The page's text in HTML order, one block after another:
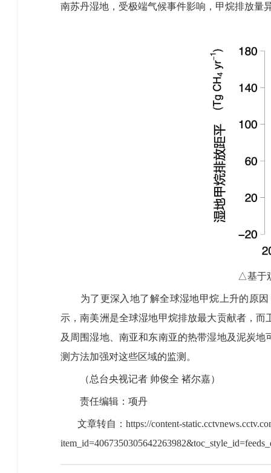
南苏丹湿地，受极端气候事件影响，甲烷排放量
△基于
为了更深入地了解全球湿地甲烷上升的原因
示，南美洲是全球湿地甲烷排放最大贡献者，
及周围湿地、南亚和东南亚的热带湿地及泥炭
测方法加强对这些区域的监测。
（总台央视记者 帅俊全 褚尔嘉）
责任编辑：项丹
文章转自： https://content-